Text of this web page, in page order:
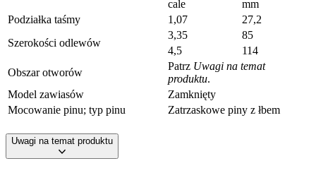
cale
mm
Podziałka taśmy
1,07
27,2
Szerokości odlewów
3,35
85
4,5
114
Obszar otworów
Patrz Uwagi na temat
produktu.
Model zawiasów
Zamknięty
Mocowanie pinu; typ pinu
Zatrzaskowe piny z łbem
Uwagi na temat produktu